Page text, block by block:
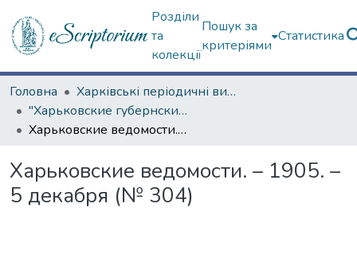
Розділи
та
колекції
Пошук за
критеріями
Статистика
Головна
Харківські періодичні видання
"Харьковские губернские ведомости" (1838–1915 гг.)
Харьковские ведомости. – 1905. – 5 декабря (№ 304)
Харьковские ведомости. – 1905. –
5 декабря (№ 304)